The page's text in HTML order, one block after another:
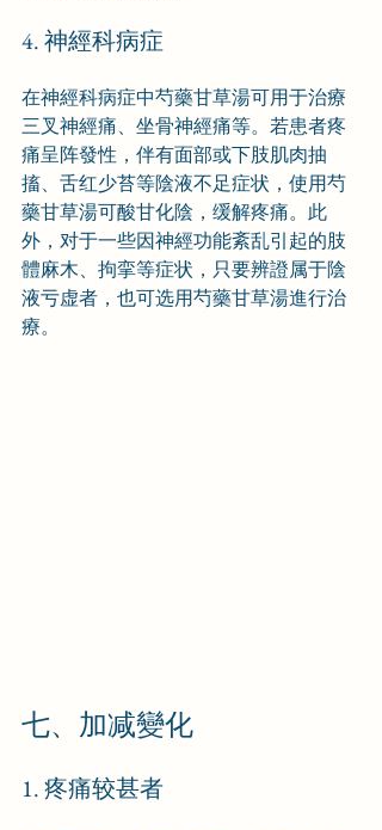
4. 神經科病症
在神經科病症中芍藥甘草湯可用于治療
三叉神經痛、坐骨神經痛等。若患者疼
痛呈阵發性，伴有面部或下肢肌肉抽
搐、舌红少苔等陰液不足症状，使用芍
藥甘草湯可酸甘化陰，缓解疼痛。此
外，对于一些因神經功能紊乱引起的肢
體麻木、拘挛等症状，只要辨證属于陰
液亏虚者，也可选用芍藥甘草湯進行治
療。
七、加减變化
1. 疼痛较甚者